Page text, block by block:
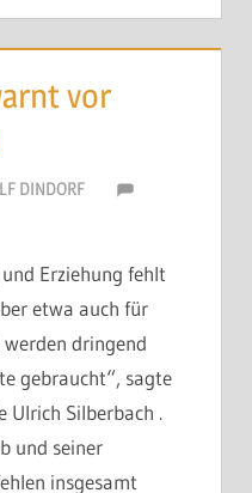
vor
DINDORF
Erziehung fehlt
etwa auch für
dringend
gebraucht“, sagte
Ulrich Silberbach .
und seiner
insgesamt